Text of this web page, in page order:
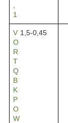
1
V
O
R
T
Q
B
K
P
O
W
1,5-0,45